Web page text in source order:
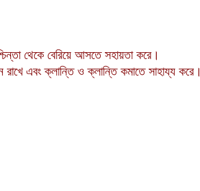
থেকে বেরিয়ে আসতে সহায়তা করে।
রাখে এবং ক্লান্তি ও ক্লান্তি কমাতে সাহায্য করে।